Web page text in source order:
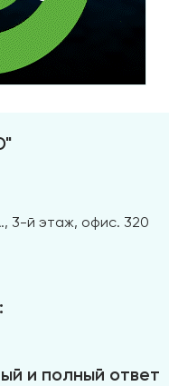
3-й этаж, офис. 320
и полный ответ